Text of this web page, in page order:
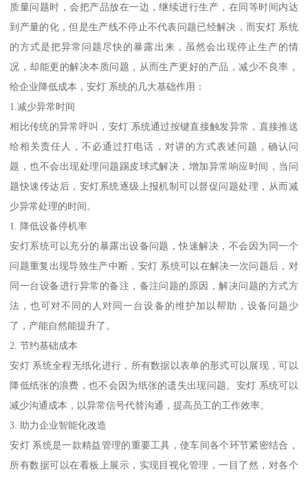
质量问题时，会把产品放在一边，继续进行生产，在同等时间内达
到产量的化，但是生产线不停止不代表问题已经解决，而安灯 系统
的方式是把异常问题尽快的暴露出来，虽然会出现停止生产的情
况，却能更的解决本质问题，从而生产更好的产品，减少不良率，
给企业降低成本，安灯 系统的几大基础作用：
1.减少异常时间
相比传统的异常呼叫，安灯 系统通过按键直接触发异常，直接推送
给相关责任人，不必通过打电话，对讲的方式表述问题，确认问
题，也不会出现处理问题踢皮球式解决，增加异常响应时间，当问
题快速传达后，安灯系统逐级上报机制可以督促问题处理，从而减
少异常处理的时间。
1. 降低设备停机率
安灯系统可以充分的暴露出设备问题，快速解决，不会因为同一个
问题重复出现导致生产中断，安灯 系统可以在解决一次问题后，对
同一台设备进行异常的备注，备注问题的原因，解决问题的方式方
法，也可对不同的人对同一台设备的维护加以帮助，设备问题少
了，产能自然能提升了。
2. 节约基础成本
安灯 系统全程无纸化进行，所有数据以表单的形式可以展现，可以
降低纸张的浪费，也不会因为纸张的遗失出现问题。安灯 系统可以
减少沟通成本，以异常信号代替沟通，提高员工的工作效率。
3. 助力企业智能化改造
安灯 系统是一款精益管理的重要工具，使车间各个环节紧密结合，
所有数据可以在看板上展示，实现目视化管理，一目了然，对各个